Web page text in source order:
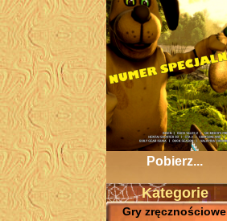
Pobierz...
Kategorie
Gry zręcznościowe